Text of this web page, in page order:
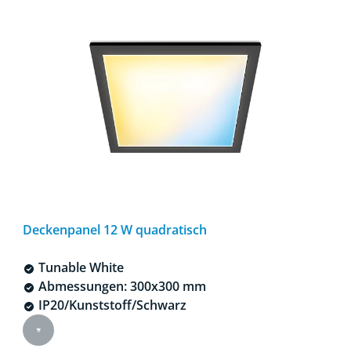
Deckenpanel 12 W quadratisch
Tunable White
Abmessungen: 300x300 mm
IP20/Kunststoff/Schwarz